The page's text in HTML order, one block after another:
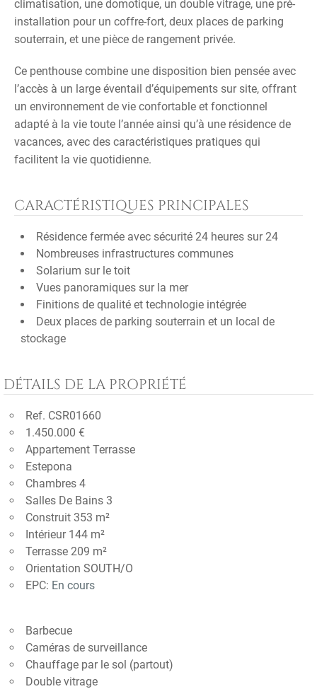
climatisation, une domotique, un double vitrage, une pré-
installation pour un coffre-fort, deux places de parking
souterrain, et une pièce de rangement privée.
Ce penthouse combine une disposition bien pensée avec
l’accès à un large éventail d’équipements sur site, offrant
un environnement de vie confortable et fonctionnel
adapté à la vie toute l’année ainsi qu’à une résidence de
vacances, avec des caractéristiques pratiques qui
facilitent la vie quotidienne.
CARACTÉRISTIQUES PRINCIPALES
Résidence fermée avec sécurité 24 heures sur 24
Nombreuses infrastructures communes
Solarium sur le toit
Vues panoramiques sur la mer
Finitions de qualité et technologie intégrée
Deux places de parking souterrain et un local de
stockage
DÉTAILS DE LA PROPRIÉTÉ
Ref. CSR01660
1.450.000 €
Appartement Terrasse
Estepona
Chambres 4
Salles De Bains 3
Construit 353 m²
Intérieur 144 m²
Terrasse 209 m²
Orientation SOUTH/O
EPC: En cours
Barbecue
Caméras de surveillance
Chauffage par le sol (partout)
Double vitrage